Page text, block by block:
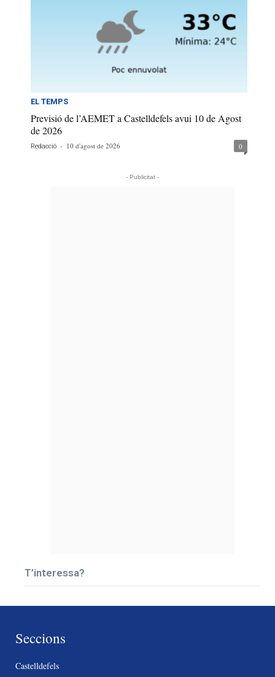
EL TEMPS
Previsió de l’AEMET a Castelldefels avui 10 de Agost
de 2026
Redacció - 10 d'agost de 2026 0
- Publicitat -
T’interessa?
Seccions
Castelldefels